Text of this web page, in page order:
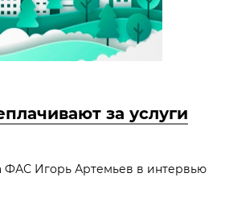
за услуги
ФАС Игорь Артемьев в интервью